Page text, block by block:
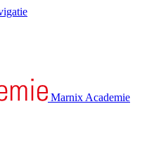
Marnix Academie